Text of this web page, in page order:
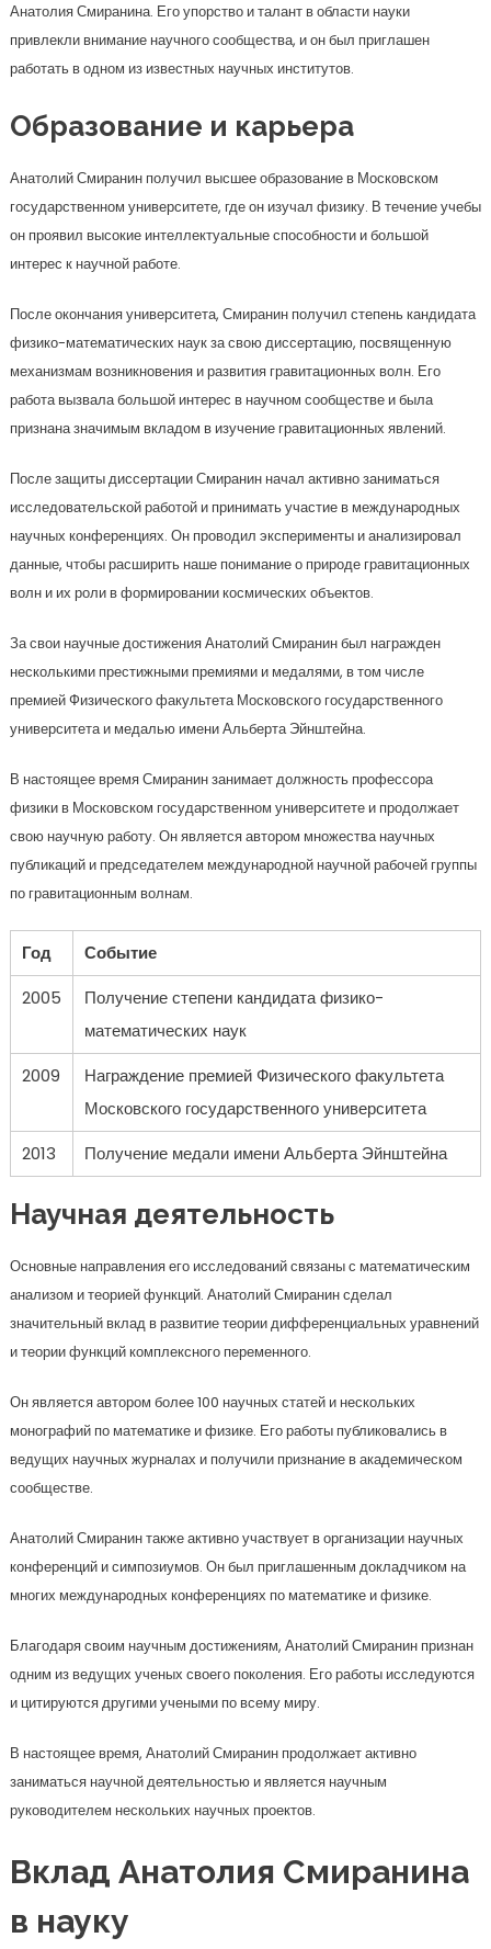
Анатолия Смиранина. Его упорство и талант в области науки
привлекли внимание научного сообщества, и он был приглашен
работать в одном из известных научных институтов.
Образование и карьера
Анатолий Смиранин получил высшее образование в Московском
государственном университете, где он изучал физику. В течение учебы
он проявил высокие интеллектуальные способности и большой
интерес к научной работе.
После окончания университета, Смиранин получил степень кандидата
физико-математических наук за свою диссертацию, посвященную
механизмам возникновения и развития гравитационных волн. Его
работа вызвала большой интерес в научном сообществе и была
признана значимым вкладом в изучение гравитационных явлений.
После защиты диссертации Смиранин начал активно заниматься
исследовательской работой и принимать участие в международных
научных конференциях. Он проводил эксперименты и анализировал
данные, чтобы расширить наше понимание о природе гравитационных
волн и их роли в формировании космических объектов.
За свои научные достижения Анатолий Смиранин был награжден
несколькими престижными премиями и медалями, в том числе
премией Физического факультета Московского государственного
университета и медалью имени Альберта Эйнштейна.
В настоящее время Смиранин занимает должность профессора
физики в Московском государственном университете и продолжает
свою научную работу. Он является автором множества научных
публикаций и председателем международной научной рабочей группы
по гравитационным волнам.
Год
Событие
2005
Получение степени кандидата физико-
математических наук
2009
Награждение премией Физического факультета
Московского государственного университета
2013
Получение медали имени Альберта Эйнштейна
Научная деятельность
Основные направления его исследований связаны с математическим
анализом и теорией функций. Анатолий Смиранин сделал
значительный вклад в развитие теории дифференциальных уравнений
и теории функций комплексного переменного.
Он является автором более 100 научных статей и нескольких
монографий по математике и физике. Его работы публиковались в
ведущих научных журналах и получили признание в академическом
сообществе.
Анатолий Смиранин также активно участвует в организации научных
конференций и симпозиумов. Он был приглашенным докладчиком на
многих международных конференциях по математике и физике.
Благодаря своим научным достижениям, Анатолий Смиранин признан
одним из ведущих ученых своего поколения. Его работы исследуются
и цитируются другими учеными по всему миру.
В настоящее время, Анатолий Смиранин продолжает активно
заниматься научной деятельностью и является научным
руководителем нескольких научных проектов.
Вклад Анатолия Смиранина
в науку